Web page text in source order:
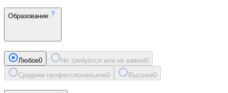
Образование
Любое0 Не требуется или не важно0
Среднее профессиональное0 Высшее0